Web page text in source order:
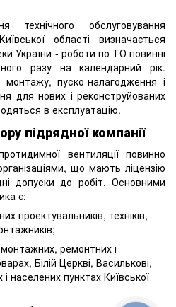
технічного обслуговування
області визначається
України - роботи по ТО повинні
разу на календарний рік.
пуско-налагодження і
для нових і реконструйованих
в експлуатацію.
підрядної компанії
вентиляції повинно
що мають ліцензію
допуски до робіт. Основними
є:
проектувальників, техніків,
ремонтних і
Білій Церкві, Василькові,
населених пунктах Київської